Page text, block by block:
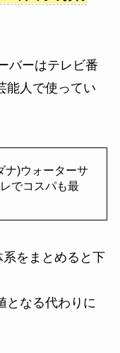
バーはテレビ番
能人で使ってい
ナ)ウォーターサ
でコスパも最
をまとめると下
となる代わりに